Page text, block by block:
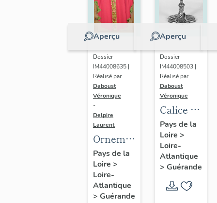
Aperçu
Dossier
IM44008635 |
Réalisé par
Daboust
Véronique
-
Delpire
Laurent
Ornement
rouge n°
16 :
chasuble
Pays de la
Loire >
Loire-
Atlantique
> Guérande
Aperçu
Dossier
IM44008503 |
Réalisé par
Daboust
Véronique
Calice n°
7
Pays de la
Loire >
Loire-
Atlantique
> Guérande